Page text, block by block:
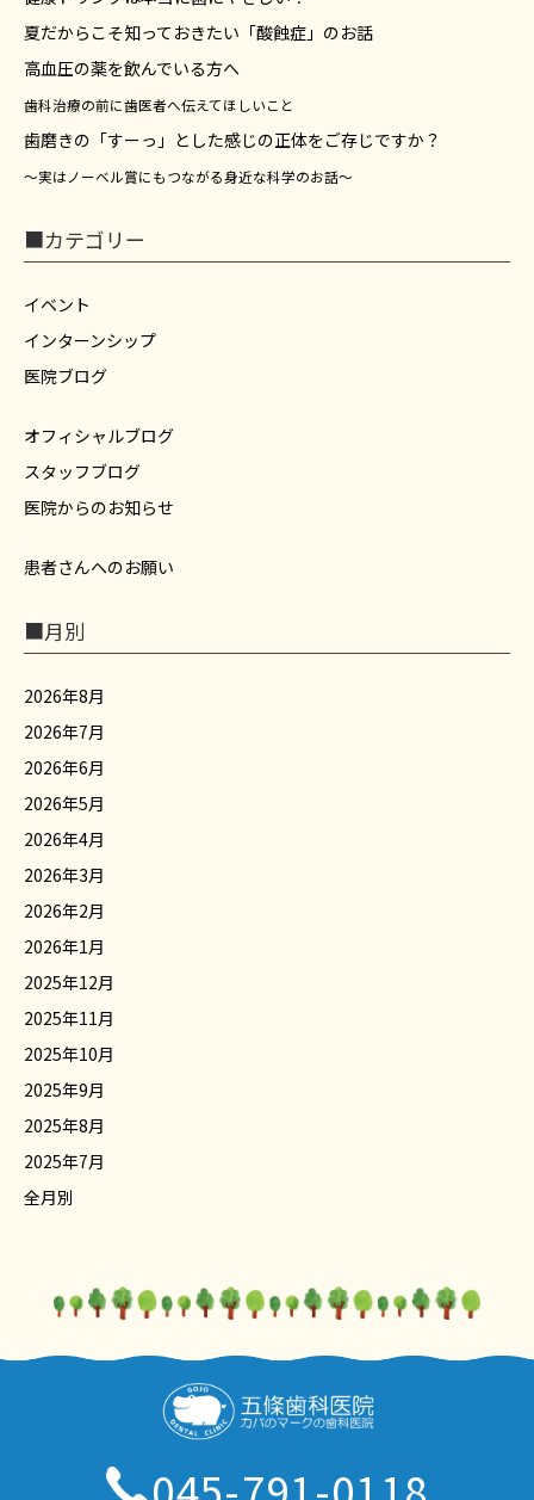
夏だからこそ知っておきたい「酸蝕症」のお話
高血圧の薬を飲んでいる方へ
歯科治療の前に歯医者へ伝えてほしいこと
歯磨きの「すーっ」とした感じの正体をご存じですか？
～実はノーベル賞にもつながる身近な科学のお話～
■カテゴリー
イベント
インターンシップ
医院ブログ
オフィシャルブログ
スタッフブログ
医院からのお知らせ
患者さんへのお願い
■月別
2026年8月
2026年7月
2026年6月
2026年5月
2026年4月
2026年3月
2026年2月
2026年1月
2025年12月
2025年11月
2025年10月
2025年9月
2025年8月
2025年7月
全月別